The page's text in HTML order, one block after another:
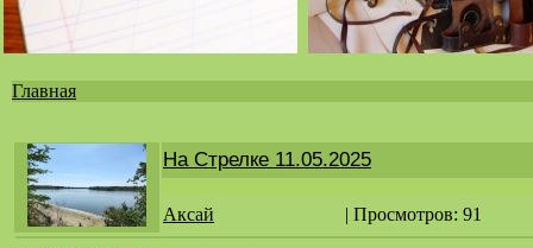
здесь
Главная
На Стрелке 11.05.2025
Аксай | Просмотров: 91